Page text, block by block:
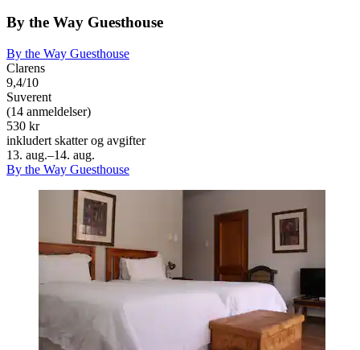
By the Way Guesthouse
By the Way Guesthouse
Clarens
9,4/10
Suverent
(14 anmeldelser)
530 kr
inkludert skatter og avgifter
13. aug.–14. aug.
By the Way Guesthouse